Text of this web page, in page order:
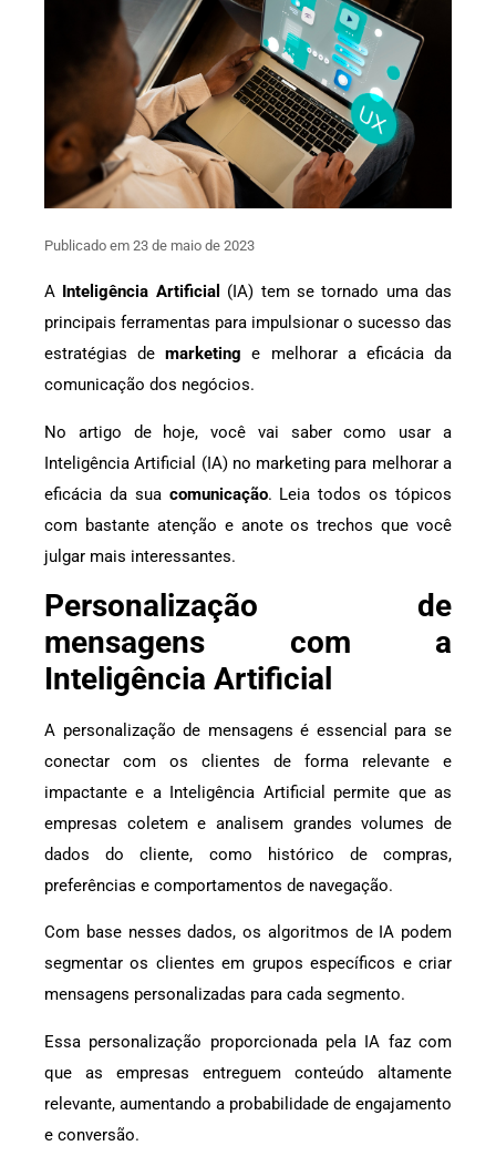
Publicado em 23 de maio de 2023
A Inteligência Artificial
(IA) tem se tornado uma das
principais ferramentas para impulsionar o sucesso das
estratégias demarketing e melhorar a eficácia da
comunicação dos negócios.
No artigo de hoje, você vai saber como usar a
Inteligência Artificial (IA) no marketing para melhorar a
eficácia da sua comunicação. Leia todos os tópicos
com bastante atenção e anote os trechos que você
julgar mais interessantes.
Personalização de
mensagens com a
Inteligência Artificial
A personalização de mensagens é essencial para se
conectar com os clientes de forma relevante e
impactante e a Inteligência Artificial permite que as
empresas coletem e analisem grandes volumes de
dados do cliente, como histórico de compras,
preferências e comportamentos de navegação.
Com base nesses dados, os algoritmos de IA podem
segmentar os clientes em grupos específicos e criar
mensagens personalizadas para cada segmento.
Essa personalização proporcionada pela IA faz com
que as empresas entreguem conteúdo altamente
relevante, aumentando a probabilidade de engajamento
e conversão.